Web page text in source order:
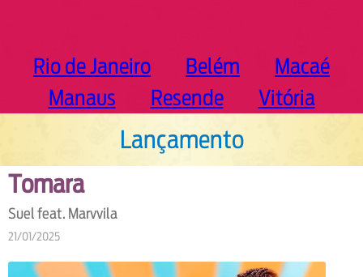
Rio de Janeiro Belém
Macaé
Manaus
Resende Vitória
Lançamento
Tomara
Suel feat. Marvvila
21/01/2025